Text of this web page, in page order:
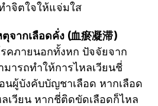
ำจิตใจให้แจ่มใส
จากเลือดคั่ง (血瘀凝滞)
คภายนอกทั้งหก ปัจจัยจาก
ารถทำให้การไหลเวียนชี่
นผู้บังคับบัญชาเลือด หากเลือด
เวียน หากชี่ติดขัดเลือดก็ไหล